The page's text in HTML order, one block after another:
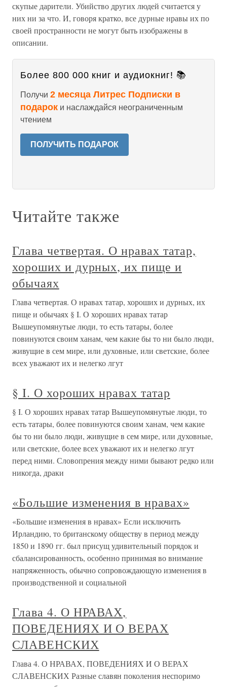
скупые дарители. Убийство других людей считается у
них ни за что. И, говоря кратко, все дурные нравы их по
своей пространности не могут быть изображены в
описании.
Более 800 000 книг и аудиокниг! 📚
Получи 2 месяца Литрес Подписки в
подарок и наслаждайся неограниченным
чтением
ПОЛУЧИТЬ ПОДАРОК
Читайте также
Глава четвертая. О нравах татар,
хороших и дурных, их пище и
обычаях
Глава четвертая. О нравах татар, хороших и дурных, их
пище и обычаях § I. О хороших нравах татар
Вышеупомянутые люди, то есть татары, более
повинуются своим ханам, чем какие бы то ни было люди,
живущие в сем мире, или духовные, или светские, более
всех уважают их и нелегко лгут
§ I. О хороших нравах татар
§ I. О хороших нравах татар Вышеупомянутые люди, то
есть татары, более повинуются своим ханам, чем какие
бы то ни было люди, живущие в сем мире, или духовные,
или светские, более всех уважают их и нелегко лгут
перед ними. Словопрения между ними бывают редко или
никогда, драки
«Большие изменения в нравах»
«Большие изменения в нравах» Если исключить
Ирландию, то британскому обществу в период между
1850 и 1890 гг. был присущ удивительный порядок и
сбалансированность, особенно принимая во внимание
напряженность, обычно сопровождающую изменения в
производственной и социальной
Глава 4. О НРАВАХ,
ПОВЕДЕНИЯХ И О ВЕРАХ
СЛАВЕНСКИХ
Глава 4. О НРАВАХ, ПОВЕДЕНИЯХ И О ВЕРАХ
СЛАВЕНСКИХ Разные славян поколения неспоримо